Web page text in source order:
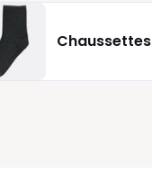
Chaussettes